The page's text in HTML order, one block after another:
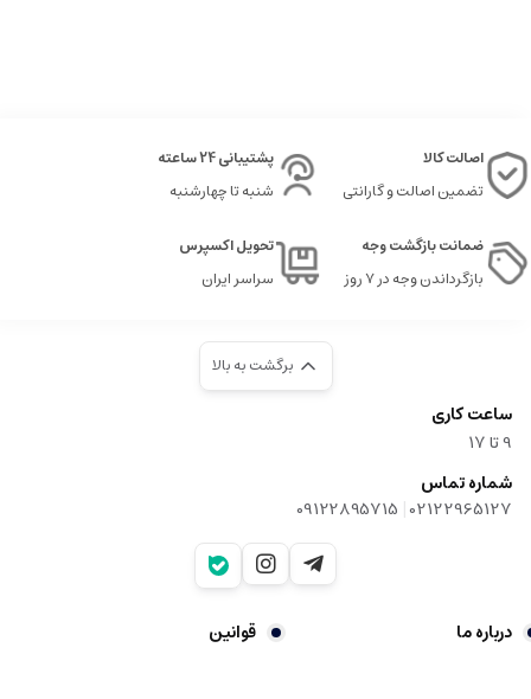
اصالت کالا
تضمین اصالت و گارانتی
پشتیبانی 24 ساعته
شنبه تا چهارشنبه
ضمانت بازگشت وجه
بازگرداندن وجه در ۷ روز
تحویل اکسپرس
سراسر ایران
برگشت به بالا
ساعت کاری
9‌ تا ۱۷
شماره تماس
02122965127
|
09122895715
درباره ما قوانین